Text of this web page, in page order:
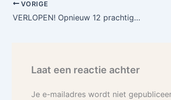
VORIGE
VERLOPEN! Opnieuw 12 prachtige ijscheques mogen maken!
Laat een reactie achter
Je e-mailadres wordt niet